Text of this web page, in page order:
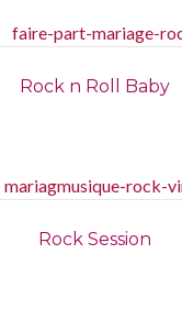
Rock n Roll Baby
Rock Session